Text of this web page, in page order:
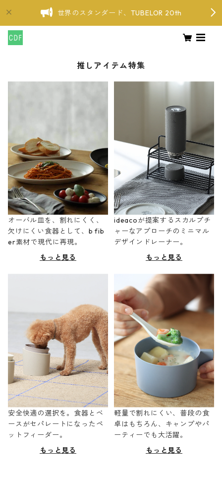
世界のスタンダード、TUBELOR 20th
推しアイテム特集
オーバル皿を、割れにくく、
欠けにくい食器として、b fib
er素材で現代に再現。
もっと見る
ideacoが提案するスカルプチ
ャーなアプローチのミニマル
デザインドレーナー。
もっと見る
安全快適の選択を。食器とベ
ースがセパレートになったペ
ットフィーダー。
もっと見る
軽量で割れにくい、普段の食
卓はもちろん、キャンプやパ
ーティーでも大活躍。
もっと見る